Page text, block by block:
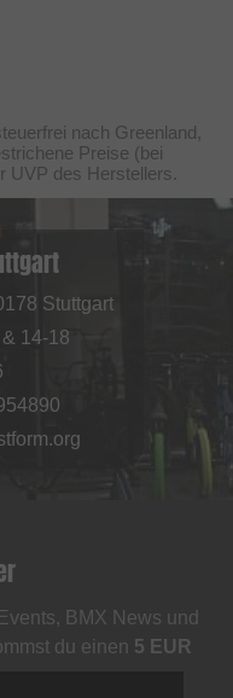
nach Greenland,
Preise (bei
UVP des Herstellers.
Stuttgart
14-18
BMX News und
du einen 5 EUR